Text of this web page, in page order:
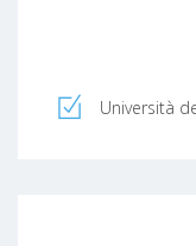
Università